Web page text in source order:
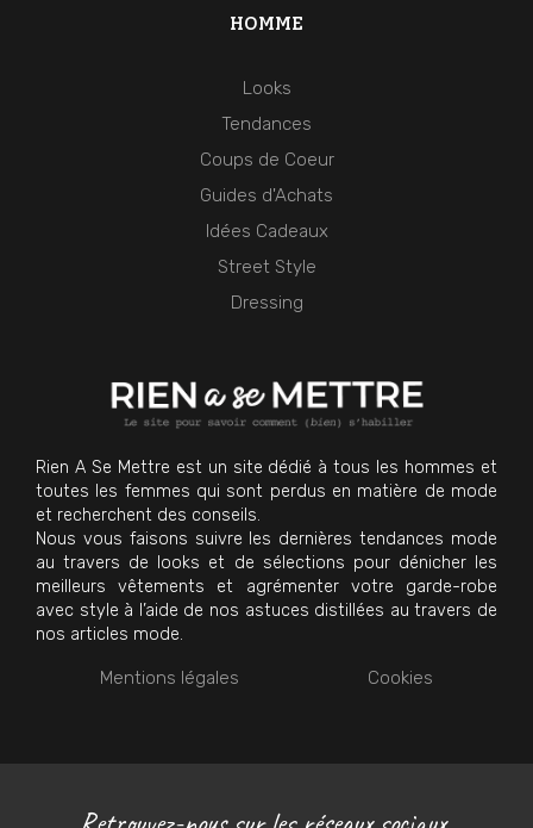
Rien A Se Mettre est un site dédié à tous les hommes et
toutes les femmes qui sont perdus en matière de mode
et recherchent des conseils.
Nous vous faisons suivre les dernières tendances mode
au travers de looks et de sélections pour dénicher les
meilleurs vêtements et agrémenter votre garde-robe
avec style à l’aide de nos astuces distillées au travers de
nos articles mode.
Mentions légales Cookies
HOMME
Looks
Tendances
Coups de Coeur
Guides d'Achats
Idées Cadeaux
Street Style
Dressing